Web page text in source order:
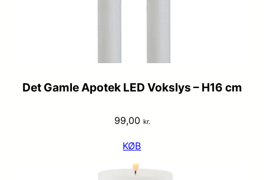
Det Gamle Apotek LED Vokslys – H16 cm
99,00 kr.
KØB